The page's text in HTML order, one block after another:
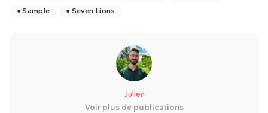
Sample
Seven Lions
Julien
Voir plus de publications